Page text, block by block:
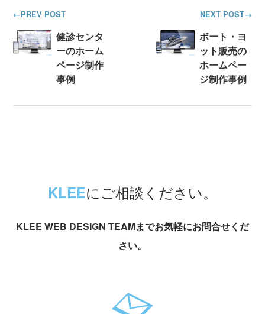
PREV POST
健診センタ
ーのホーム
ページ制作
事例
NEXT POST
ボート・ヨ
ット販売の
ホームペー
ジ制作事例
KLEEにご相談ください。
KLEE WEB DESIGN TEAMまでお気軽にお問合せくだ
さい。